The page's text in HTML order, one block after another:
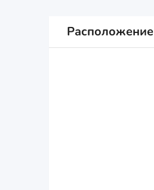
Расположение